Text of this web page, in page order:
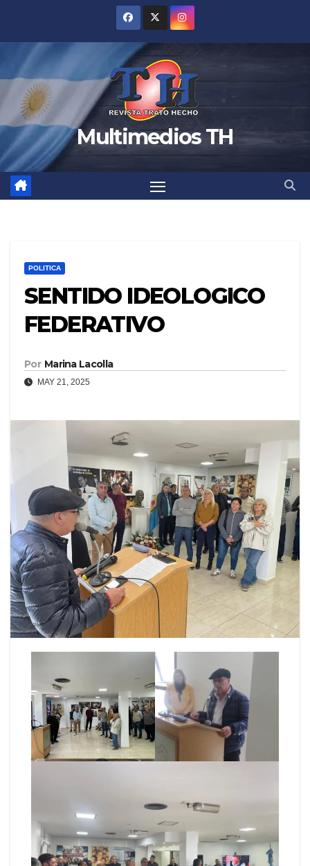
contenido
Multimedios TH
POLITICA
SENTIDO IDEOLOGICO
FEDERATIVO
Por Marina Lacolla
MAY 21, 2025